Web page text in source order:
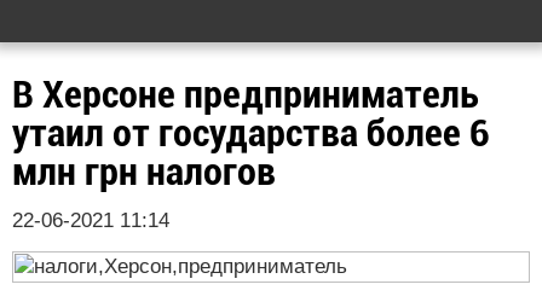
В Херсоне предприниматель
утаил от государства более 6
млн грн налогов
22-06-2021 11:14